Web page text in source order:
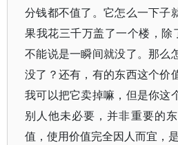
分钱都不值了。它怎么一下子
果我花三千万盖了一个楼，除
不能说是一瞬间就没了。那么
没了？还有，有的东西这个价
我可以把它卖掉嘛，但是你这
别人他未必要，并非重要的
值，使用价值完全因人而宜，